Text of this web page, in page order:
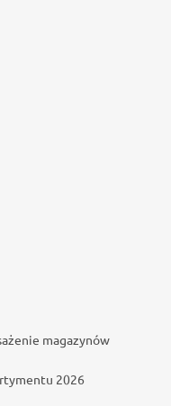
magazynów
2026